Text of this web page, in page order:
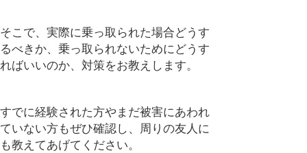
そこで、実際に乗っ取られた場合どうす
るべきか、乗っ取られないためにどうす
ればいいのか、対策をお教えします。
すでに経験された方やまだ被害にあわれ
ていない方もぜひ確認し、周りの友人に
も教えてあげてください。